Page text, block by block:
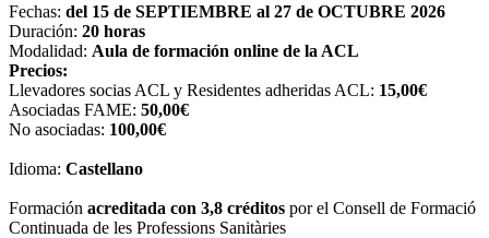
Fechas: del 15 de SEPTIEMBRE al 27 de OCTUBRE 2026
Duración: 20 horas
Modalidad: Aula de formación online de la ACL
Precios:
Llevadores socias ACL y Residentes adheridas ACL: 15,00€
Asociadas FAME: 50,00€
No asociadas: 100,00€
Idioma: Castellano
Formación acreditada con 3,8 créditos por el Consell de Formació
Continuada de les Professions Sanitàries